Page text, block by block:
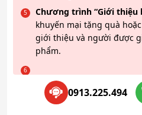
Chương trình “Giới thiệu
khuyến mại tặng quà
giới thiệu và người được
phẩm.
0913.225.494